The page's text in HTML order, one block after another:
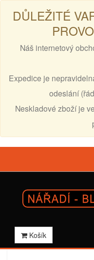
DŮLEŽITÉ
Náš internetový
Expedice je
odeslání
Neskladové zboží je
Košík